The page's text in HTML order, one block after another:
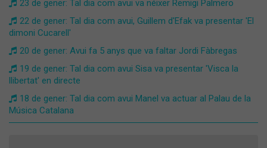
23 de gener: Tal dia com avui va néixer Remigi Palmero
22 de gener: Tal dia com avui, Guillem d'Efak va presentar 'El
dimoni Cucarell'
20 de gener: Avui fa 5 anys que va faltar Jordi Fàbregas
19 de gener: Tal dia com avui Sisa va presentar 'Visca la
llibertat' en directe
18 de gener: Tal dia com avui Manel va actuar al Palau de la
Música Catalana